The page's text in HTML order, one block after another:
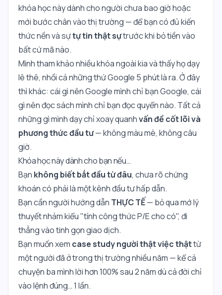
khóa học này dành cho ngườichưa bao giờhoặc
mới bước chân vào thị trường — để bạn có đủ kiến
thức nền và sựtự tin thật sựtrước khi bỏ tiền vào
bất cứ mã nào.
Mình tham khảo nhiều khóa ngoài kia và thấy họ dạy
lê thê, nhồi cả những thứ Google 5 phút là ra. Ở đây
thì khác: cái gì nên Google mình chỉ bạn Google, cái
gì nên đọc sách mình chỉ bạn đọc quyển nào. Tất cả
những gì mình dạy chỉ xoay quanhvấn đề cốt lõi và
phương thức đầu tư— không màu mè, không câu
giờ.
Khóa học này dành cho bạn nếu…
Bạn không biết bắt đầu từ đâu, chưa rõ chứng
khoán có phải là một kênh đầu tư hấp dẫn.
Bạn cần người hướng dẫn THỰC TẾ— bỏ qua mớ lý
thuyết nhảm kiểu "tính công thức P/E cho có", đi
thẳng vào tinh gọn giao dịch.
Bạn muốn xem case study người thật việc thậttừ
một người đã ở trong thị trường nhiều năm — kể cả
chuyện ba mình lời hơn 100% sau 2 năm dù cả đời chỉ
vào lệnh đúng… 1 lần.